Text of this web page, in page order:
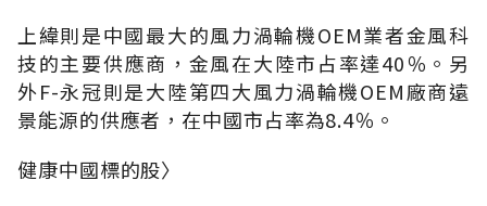
上緯則是中國最大的風力渦輪機OEM業者金風科
技的主要供應商，金風在大陸市占率達40％。另
外F-永冠則是大陸第四大風力渦輪機OEM廠商遠
景能源的供應者，在中國市占率為8.4％。
健康中國標的股〉